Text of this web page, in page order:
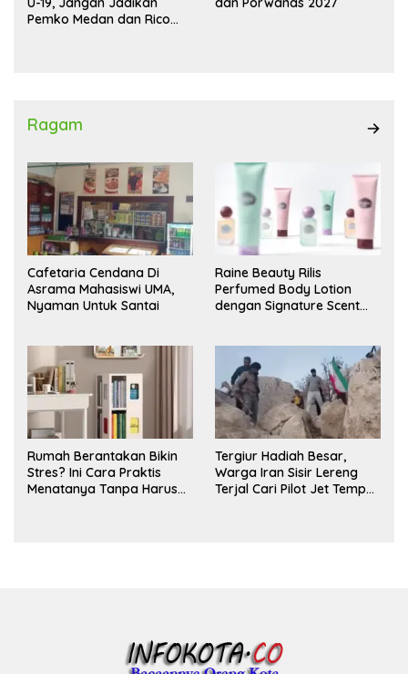
Pemko Medan dan Rico
Ragam
Cafetaria Cendana Di
Asrama Mahasiswi UMA,
Nyaman Untuk Santai
Raine Beauty Rilis
Perfumed Body Lotion
dengan Signature Scent
Rumah Berantakan Bikin
Stres? Ini Cara Praktis
Menatanya Tanpa Harus
Tergiur Hadiah Besar,
Warga Iran Sisir Lereng
Terjal Cari Pilot Jet Tempur